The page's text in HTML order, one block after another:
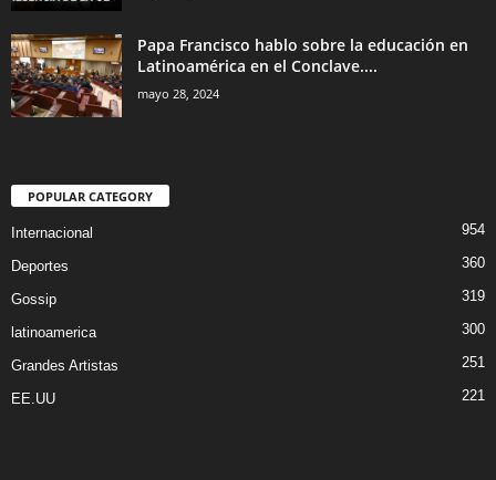
Papa Francisco hablo sobre la educación en
Latinoamérica en el Conclave....
mayo 28, 2024
POPULAR CATEGORY
Internacional 954
Deportes 360
Gossip 319
latinoamerica 300
Grandes Artistas 251
EE.UU 221